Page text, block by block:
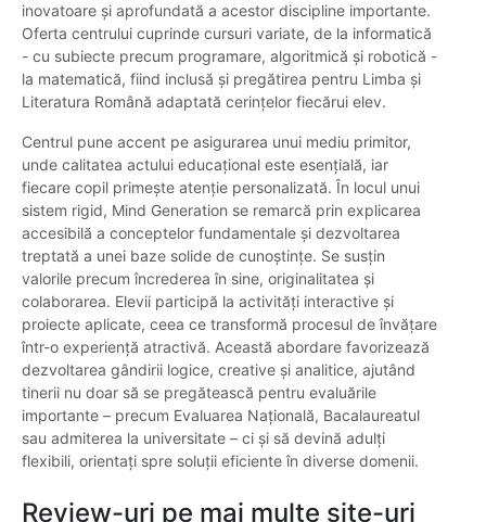
inovatoare și aprofundată a acestor discipline importante.
Oferta centrului cuprinde cursuri variate, de la informatică
- cu subiecte precum programare, algoritmică și robotică -
la matematică, fiind inclusă și pregătirea pentru Limba și
Literatura Română adaptată cerințelor fiecărui elev.
Centrul pune accent pe asigurarea unui mediu primitor,
unde calitatea actului educațional este esențială, iar
fiecare copil primește atenție personalizată. În locul unui
sistem rigid, Mind Generation se remarcă prin explicarea
accesibilă a conceptelor fundamentale și dezvoltarea
treptată a unei baze solide de cunoștințe. Se susțin
valorile precum încrederea în sine, originalitatea și
colaborarea. Elevii participă la activități interactive și
proiecte aplicate, ceea ce transformă procesul de învățare
într-o experiență atractivă. Această abordare favorizează
dezvoltarea gândirii logice, creative și analitice, ajutând
tinerii nu doar să se pregătească pentru evaluările
importante – precum Evaluarea Națională, Bacalaureatul
sau admiterea la universitate – ci și să devină adulți
flexibili, orientați spre soluții eficiente în diverse domenii.
Review-uri pe mai multe site-uri